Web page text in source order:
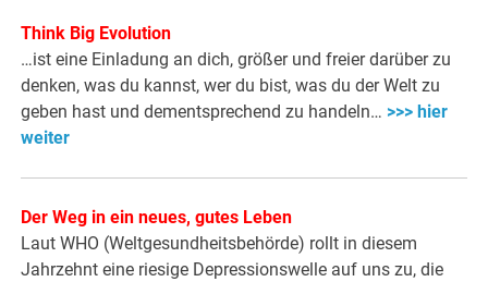
Think Big Evolution
…ist eine Einladung an dich, größer und freier darüber zu
denken, was du kannst, wer du bist, was du der Welt zu
geben hast und dementsprechend zu handeln… >>> hier
weiter
Der Weg in ein neues, gutes Leben
Laut WHO (Weltgesundheitsbehörde) rollt in diesem
Jahrzehnt eine riesige Depressionswelle auf uns zu, die